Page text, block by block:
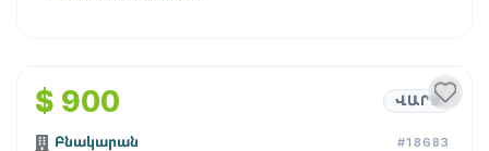
$ 900 ՎԱՐՁ
Բնակարան #18683